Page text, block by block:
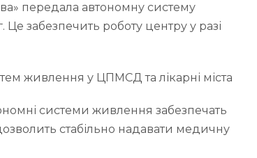
передала автономну систему
забезпечить роботу центру у разі
живлення у ЦПМСД та лікарні міста
системи живлення забезпечать
стабільно надавати медичну